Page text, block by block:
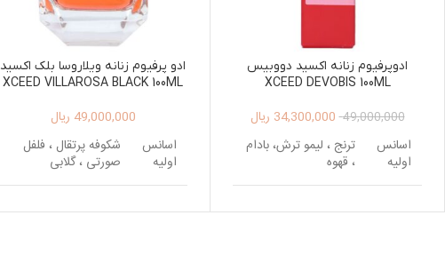
ادوپرفیوم زنانه اکسید دووبیس
XCEED DEVOBIS 100ML
49,000,000
34,300,000 ریال
اسانس
اولیه
ترنج ، لیمو ترش، بادام
، قهوه
اسانس رز ، ریشه زنبق، یاس،
ادو پرفیوم زنانه ویلاروسا بلک اکسید
XCEED VILLAROSA BLACK 100ML
49,000,000 ریال
اسانس
اولیه
شکوفه پرتقال ، فلفل
صورتی ، گلابی
اسانس یاس، شیرین بیان ،